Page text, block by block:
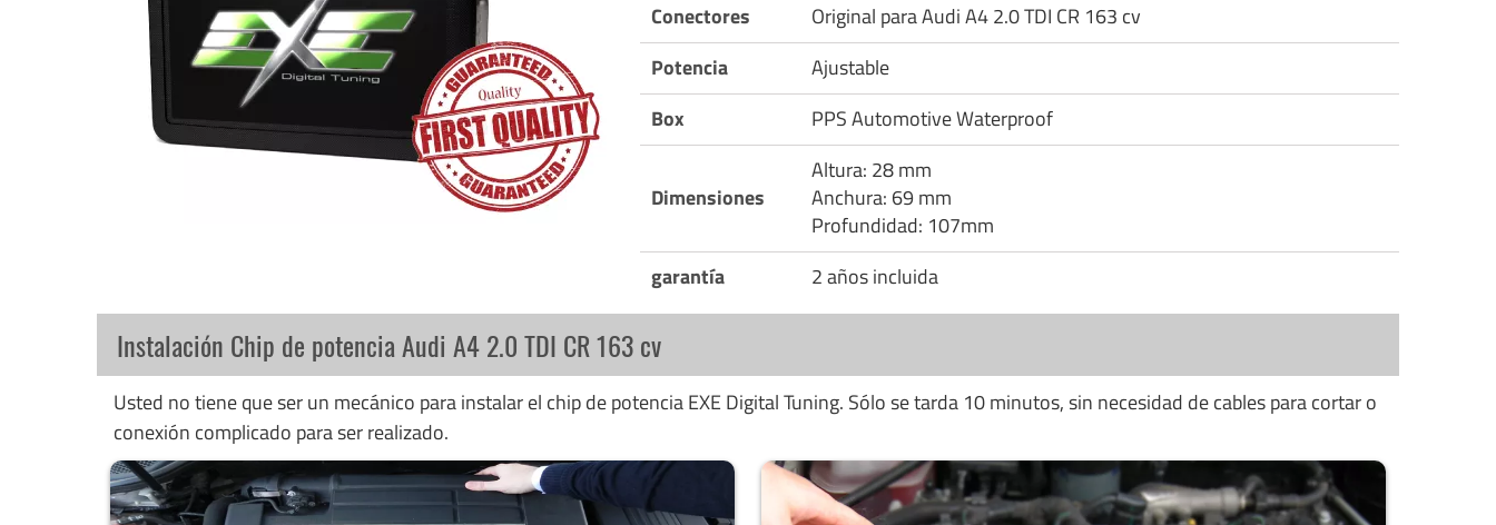
Conectores
Original para Audi A4 2.0 TDI CR 163 cv
Potencia
Ajustable
Box
PPS Automotive Waterproof
Dimensiones
Altura: 28 mm
Anchura: 69 mm
Profundidad: 107mm
garantía
2 años incluida
Instalación Chip de potencia Audi A4 2.0 TDI CR 163 cv
Usted no tiene que ser un mecánico para instalar el chip de potencia EXE Digital Tuning. Sólo se tarda 10 minutos, sin necesidad de cables para cortar o
conexión complicado para ser realizado.